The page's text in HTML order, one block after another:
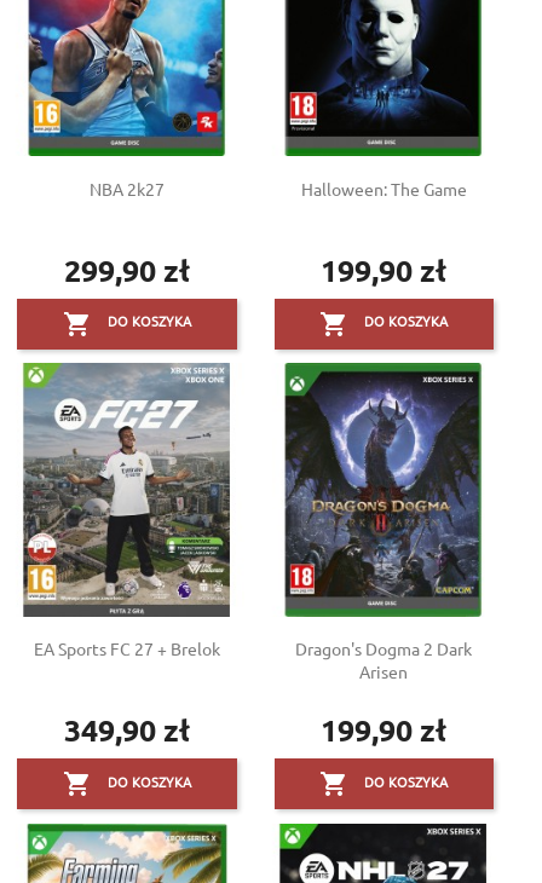
NBA 2k27
Cena
299,90 zł
 DO KOSZYKA
Halloween: The Game
Cena
199,90 zł
 DO KOSZYKA
EA Sports FC 27 + Brelok
Cena
349,90 zł
 DO KOSZYKA
Dragon's Dogma 2 Dark
Arisen
Cena
199,90 zł
 DO KOSZYKA